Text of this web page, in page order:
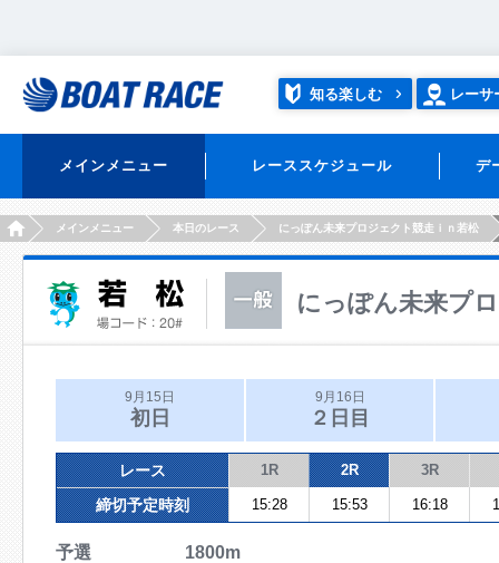
知る楽しむ レーサ
メインメニュー レーススケジュール デ
HOMEメインメニュー 本日のレース にっぽん未来プロジェクト競走ｉｎ若松
にっぽん未来プ
9月15日
初日
9月16日
２日目
レース 1R 2R 3R
締切予定時刻 15:28 15:53 16:18
予選 1800m